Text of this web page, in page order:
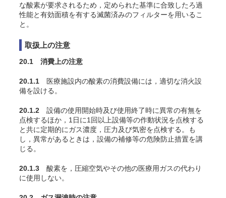
な酸素が要求されるため，定められた基準に合致したろ過
性能と有効面積を有する滅菌済みのフィルターを用いるこ
と。
取扱上の注意
20.1 消費上の注意
20.1.1 医療施設内の酸素の消費設備には，適切な消火設
備を設ける。
20.1.2 設備の使用開始時及び使用終了時に異常の有無を
点検するほか，1日に1回以上設備等の作動状況を点検する
と共に定期的にガス濃度，圧力及び気密を点検する。も
し，異常があるときは，設備の補修等の危険防止措置を講
じる。
20.1.3 酸素を，圧縮空気やその他の医療用ガスの代わり
に使用しない。